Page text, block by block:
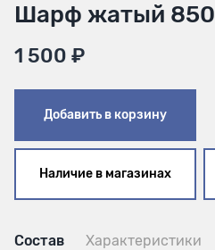
Шарф жатый 850
1 500 ₽
Добавить в корзину
Наличие в магазинах
Состав Характеристики